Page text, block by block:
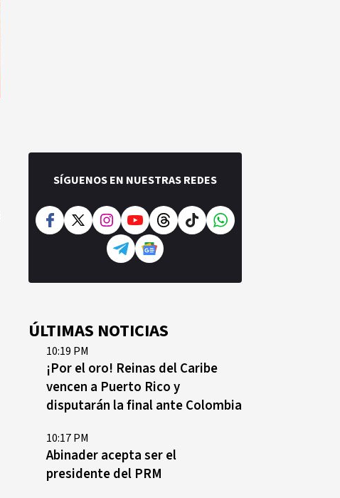
SÍGUENOS EN NUESTRAS REDES
ÚLTIMAS NOTICIAS
10:19 PM
¡Por el oro! Reinas del Caribe
vencen a Puerto Rico y
disputarán la final ante Colombia
10:17 PM
Abinader acepta ser el
presidente del PRM